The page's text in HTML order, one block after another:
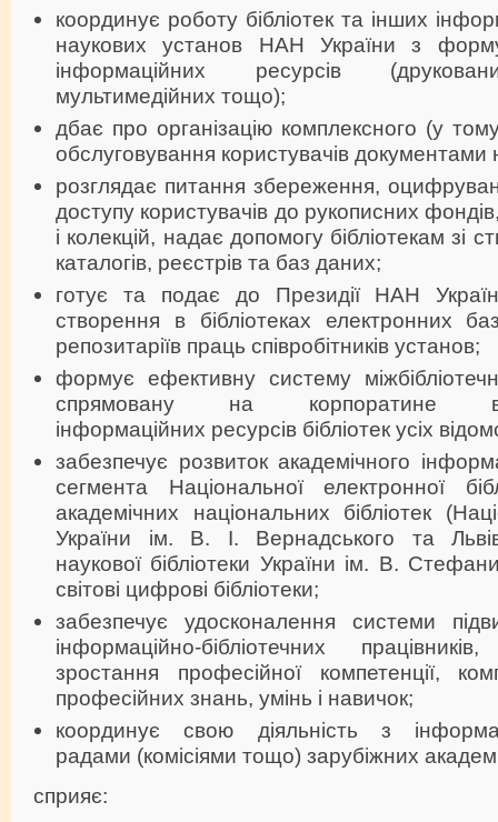
координує роботу бібліотек та інших
наукових установ НАН України з
інформаційних ресурсів
мультимедійних тощо);
дбає про організацію комплексного (у
обслуговування користувачів документами
розглядає питання збереження,
доступу користувачів до рукописних
і колекцій, надає допомогу бібліотекам зі
каталогів, реєстрів та баз даних;
готує та подає до Президії НАН
створення в бібліотеках електронних
репозитаріїв праць співробітників установ;
формує ефективну систему
спрямовану на корпоратине
інформаційних ресурсів бібліотек усіх
забезпечує розвиток академічного
сегмента Національної електронної
академічних національних бібліотек
України ім. В. І. Вернадського та
наукової бібліотеки України ім. В.
світові цифрові бібліотеки;
забезпечує удосконалення системи
інформаційно-бібліотечних
зростання професійної компетенції,
професійних знань, умінь і навичок;
координує свою діяльність з
радами (комісіями тощо) зарубіжних
сприяє: